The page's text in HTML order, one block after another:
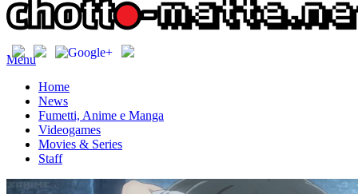
Menu
Home
News
Fumetti, Anime e Manga
Videogames
Movies & Series
Staff